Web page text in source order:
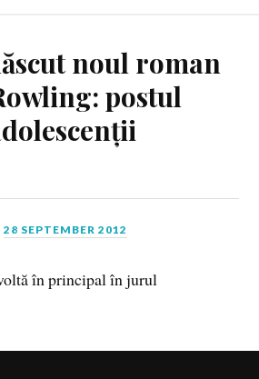
noul roman
postul
28 SEPTEMBER 2012
în principal în jurul